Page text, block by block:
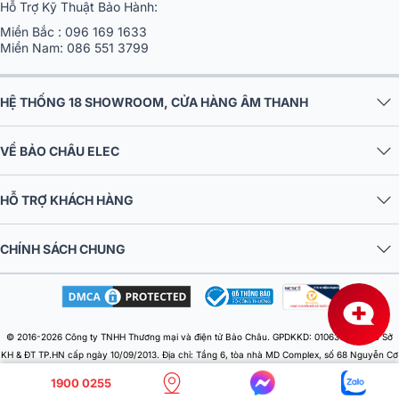
Nhờ sự kết hợp giữa công suất mạnh mẽ, hiệu suất ổn định và độ
trung thực cao, Bose 402 Series V mang đến âm thanh vừa bền bỉ,
nhàng đến những sự kiện đông khán giả cần âm lượng lớn.
4. Công nghệ phân tán Articulated Array™ độc
quyền, góc phủ âm rộng
Hỗ Trợ Kỹ Thuật Bảo Hành:
Miền Bắc : 096 169 1633
Miền Nam: 086 551 3799
HỆ THỐNG 18 SHOWROOM, CỬA HÀNG ÂM THANH
VỀ BẢO CHÂU ELEC
HỖ TRỢ KHÁCH HÀNG
CHÍNH SÁCH CHUNG
© 2016-2026 Công ty TNHH Thương mại và điện tử Bảo Châu. GPDKKD: 0106303879 do Sở
KH & ĐT TP.HN cấp ngày 10/09/2013. Địa chỉ: Tầng 6, tòa nhà MD Complex, số 68 Nguyễn Cơ
Thạch, Phường Từ Liêm, Thành phố Hà Nội, Việt Nam. Điện thoại: 024 730 10 255. Email:
baochauelec@gmail.com. Chịu trách nhiệm nội dung: Nhật Lệ.
1900 0255